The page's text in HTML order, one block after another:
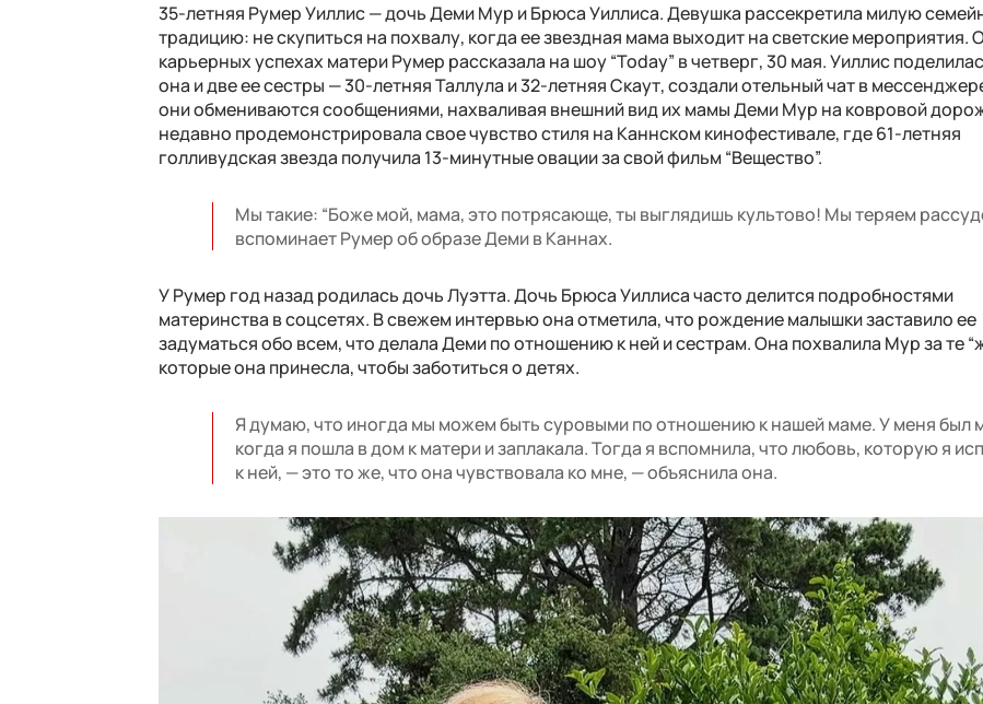
35-летняя Румер Уиллис — дочь Деми Мур и Брюса Уиллиса. Девушка рассекретила милую
традицию: не скупиться на похвалу, когда ее звездная мама выходит на светские мероприятия.
карьерных успехах матери Румер рассказала на шоу “Today” в четверг, 30 мая. Уиллис
она и две ее сестры — 30-летняя Таллула и 32-летняя Скаут, создали отельный чат в
они обмениваются сообщениями, нахваливая внешний вид их мамы Деми Мур на ковровой
недавно продемонстрировала свое чувство стиля на Каннском кинофестивале, где 61-летняя
голливудская звезда получила 13-минутные овации за свой фильм “Вещество”.
Мы такие: “Боже мой, мама, это потрясающе, ты выглядишь культово! Мы теряем
вспоминает Румер об образе Деми в Каннах.
У Румер год назад родилась дочь Луэтта. Дочь Брюса Уиллиса часто делится подробностями
материнства в соцсетях. В свежем интервью она отметила, что рождение малышки заставило ее
задуматься обо всем, что делала Деми по отношению к ней и сестрам. Она похвалила Мур за те
которые она принесла, чтобы заботиться о детях.
Я думаю, что иногда мы можем быть суровыми по отношению к нашей маме. У меня был
когда я пошла в дом к матери и заплакала. Тогда я вспомнила, что любовь, которую я
к ней, — это то же, что она чувствовала ко мне, — объяснила она.